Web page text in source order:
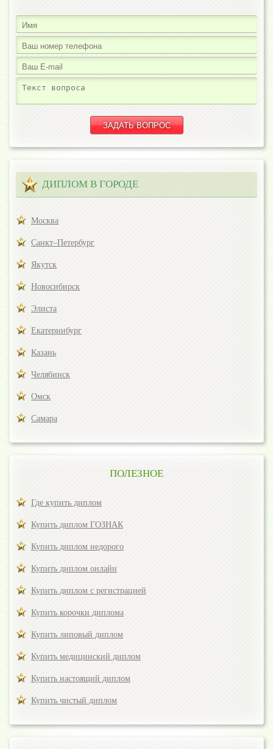
ДИПЛОМ В ГОРОДЕ
Москва
Санкт–Петербург
Якутск
Новосибирск
Элиста
Екатеринбург
Казань
Челябинск
Омск
Самара
ПОЛЕЗНОЕ
Где купить диплом
Купить диплом ГОЗНАК
Купить диплом недорого
Купить диплом онлайн
Купить диплом с регистрацией
Купить корочки диплома
Купить липовый диплом
Купить медицинский диплом
Купить настоящий диплом
Купить чистый диплом